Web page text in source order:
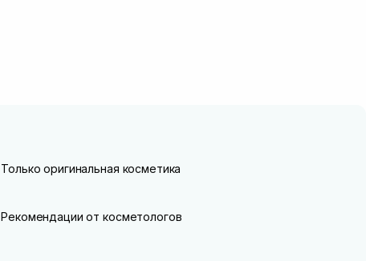
Только оригинальная косметика
Рекомендации от косметологов